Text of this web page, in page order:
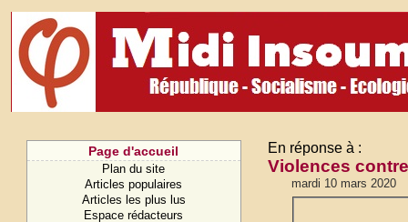
Page d'accueil
Plan du site
Articles populaires
Articles les plus lus
Espace rédacteurs
En réponse à :
Violences
mardi 10 mars 2020